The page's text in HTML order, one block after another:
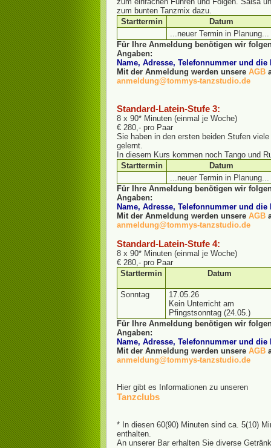
zum bunten Tanzmix dazu.
Starttermin
Datum
...neuer Termin in Planung...
Für Ihre Anmeldung benötigen wir
Angaben:
Name, Adresse, Telefonnummer und
Mit der Anmeldung werden unsere AGB
anmeldung@tommys-tanzstudio.de
Standard-Latein-Stufe 3:
8 x 90* Minuten (einmal je Woche)
€ 280,- pro Paar
Sie haben in den ersten beiden Stufen
gelernt.
In diesem Kurs kommen noch Tango und
Starttermin
Datum
...neuer Termin in Planung...
Für Ihre Anmeldung benötigen wir
Angaben:
Name, Adresse, Telefonnummer und
Mit der Anmeldung werden unsere AGB
anmeldung@tommys-tanzstudio.de
Standard-Latein-Stufe 4:
8 x 90* Minuten (einmal je Woche)
€ 280,- pro Paar
Starttermin
Datum
Sonntag
17.05.26
Kein Unterricht am
Pfingstsonntag (24.05.)
Für Ihre Anmeldung benötigen wir
Angaben:
Name, Adresse, Telefonnummer und
Mit der Anmeldung werden unsere AGB
anmeldung@tommys-tanzstudio.de
Hier gibt es Informationen zu unseren
Tanzclubs
* In diesen 60(90) Minuten sind ca. 5(10)
enthalten.
An unserer Bar erhalten Sie diverse